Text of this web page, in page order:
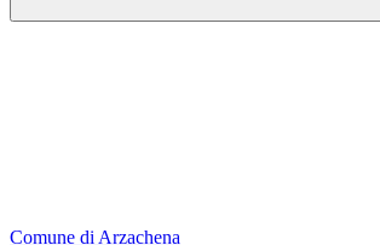
Comune di Arzachena